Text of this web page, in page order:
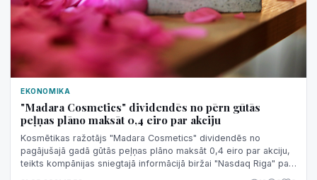
EKONOMIKA
"Madara Cosmetics" dividendēs no pērn gūtās
peļņas plāno maksāt 0,4 eiro par akciju
Kosmētikas ražotājs "Madara Cosmetics" dividendēs no
pagājušajā gadā gūtās peļņas plāno maksāt 0,4 eiro par akciju,
teikts kompānijas sniegtajā informācijā biržai "Nasdaq Riga" par